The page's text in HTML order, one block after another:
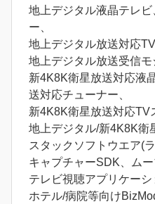
地上デジタル液晶テレ
ー、
地上デジタル放送対応
地上デジタル放送受信モ
新4K8K衛星放送対応液
送対応チューナー、
新4K8K衛星放送対応TV
地上デジタル/新4K8K衛
スタックソフトウエア(
キャプチャーSDK、ムー
テレビ視聴アプリケーシ
ホテル/病院等向け